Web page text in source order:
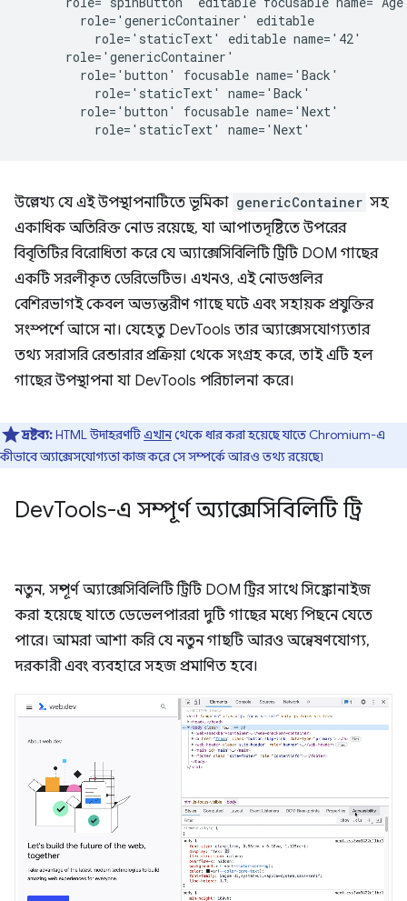
        role='genericContainer' editable
          role='staticText' editable name='42'
      role='genericContainer'
        role='button' focusable name='Back'
          role='staticText' name='Back'
        role='button' focusable name='Next'
উল্লেখ্য যে এই উপস্থাপনাটিতে ভূমিকা genericContainer সহ
একাধিক অতিরিক্ত নোড রয়েছে, যা আপাতদৃষ্টিতে উপরের
বিবৃতিটির বিরোধিতা করে যে অ্যাক্সেসিবিলিটি ট্রিটি DOM গাছের
একটি সরলীকৃত ডেরিভেটিভ। এখনও, এই নোডগুলির
বেশিরভাগই কেবল অভ্যন্তরীণ গাছে ঘটে এবং সহায়ক প্রযুক্তির
সংস্পর্শে আসে না। যেহেতু DevTools তার অ্যাক্সেসযোগ্যতার
তথ্য সরাসরি রেন্ডারার প্রক্রিয়া থেকে সংগ্রহ করে, তাই এটি হল
গাছের উপস্থাপনা যা DevTools পরিচালনা করে।
দ্রষ্টব্য:HTML উদাহরণটিএখানথেকে ধার করা হয়েছে যাতে Chromium-এ
কীভাবে অ্যাক্সেসযোগ্যতা কাজ করে সে সম্পর্কে আরও তথ্য রয়েছে৷
DevTools-এ সম্পূর্ণ অ্যাক্সেসিবিলিটি ট্রি
নতুন, সম্পূর্ণ অ্যাক্সেসিবিলিটি ট্রিটি DOM ট্রির সাথে সিঙ্ক্রোনাইজ
করা হয়েছে যাতে ডেভেলপাররা দুটি গাছের মধ্যে পিছনে যেতে
পারে। আমরা আশা করি যে নতুন গাছটি আরও অন্বেষণযোগ্য,
দরকারী এবং ব্যবহারে সহজ প্রমাণিত হবে।